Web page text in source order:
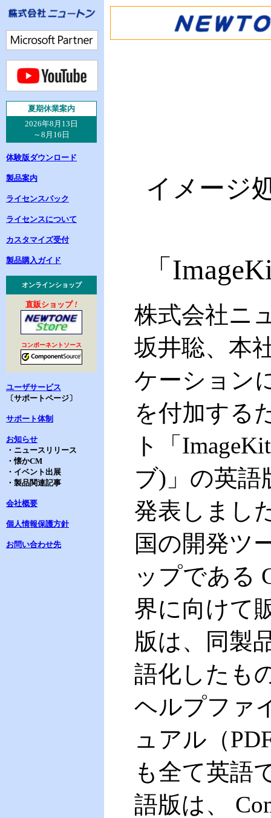
夏期休業案内
2026年8月13日
～8月16日
体験版ダウンロード
製品案内
ライセンスパック
ライセンスについて
カスタマイズ受付
製品購入ガイド
オンラインショップ
直販ショップ!
コンポーネントソース
ユーザサービス
〔サポートページ〕
サポート体制
お知らせ
・ニュースリリース
・懐かCM
・イベント出展
・製品関連記事
会社概要
個人情報保護方針
お問い合わせ先
イメージ
「
株式会社ニ
坂井聡、本
ケーション
を付加する
ト「
ブ)」の英語
発表しまし
国の開発ツ
ップである
界に向けて
版は、同製
語化したも
ヘルプファ
ュアル（
も全て英語
語版は、